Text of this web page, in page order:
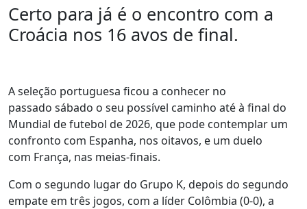
Certo para já é o encontro com a
Croácia nos 16 avos de final.
A seleção portuguesa ficou a conhecer no
passado sábado o seu possível caminho até à final do
Mundial de futebol de 2026, que pode contemplar um
confronto com Espanha, nos oitavos, e um duelo
com França, nas meias-finais.
Com o segundo lugar do Grupo K, depois do segundo
empate em três jogos, com a líder Colômbia (0-0), a